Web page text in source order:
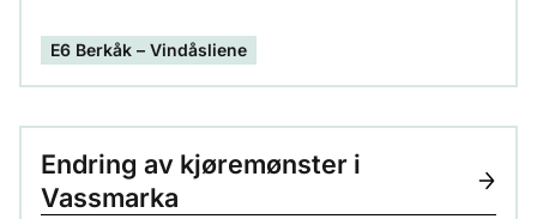
kommune.
E6 Berkåk – Vindåsliene
Endring av kjøremønster i
Vassmarka